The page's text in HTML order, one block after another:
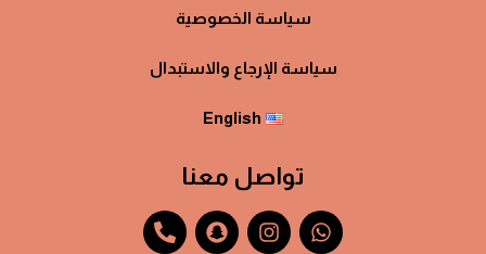
سياسة الخصوصية
سياسة الإرجاع والاستبدال
English
تواصل معنا